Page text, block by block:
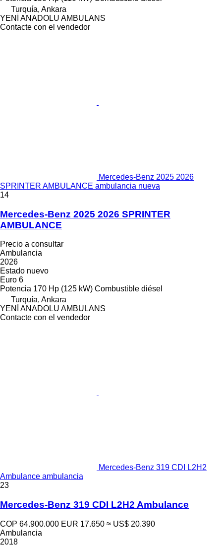
Turquía, Ankara
YENİ ANADOLU AMBULANS
Contacte con el vendedor
Mercedes-Benz 2025 2026
SPRINTER AMBULANCE ambulancia nueva
14
Mercedes-Benz 2025 2026 SPRINTER
AMBULANCE
Precio a consultar
Ambulancia
2026
Estado nuevo
Euro 6
Potencia 170 Hp (125 kW) Combustible diésel
Turquía, Ankara
YENİ ANADOLU AMBULANS
Contacte con el vendedor
Mercedes-Benz 319 CDI L2H2
Ambulance ambulancia
23
Mercedes-Benz 319 CDI L2H2 Ambulance
COP 64.900.000 EUR 17.650 ≈ US$ 20.390
Ambulancia
2018